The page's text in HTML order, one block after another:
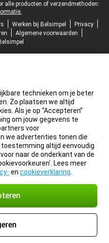
alle producten of verzendmethoden:
Werken bij Belsimpel
Privacy
Algemene voorwaarden
technieken om je beter
Zo plaatsen we altijd
Als je op “Accepteren”
om jouw gegevens te
voor
we advertenties tonen die
altijd eenvoudig
naar de onderkant van de
Lees meer
en cookieverklaring